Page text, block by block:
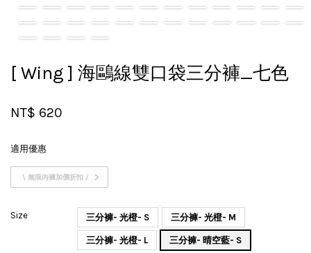
[ Wing ] 海鷗線雙口袋三分褲_七色
NT$ 620
適用優惠
\ 無痕內褲加價折扣 /
Size 三分褲- 光橙- S 三分褲- 光橙- M
三分褲- 光橙- L 三分褲- 晴空藍- S